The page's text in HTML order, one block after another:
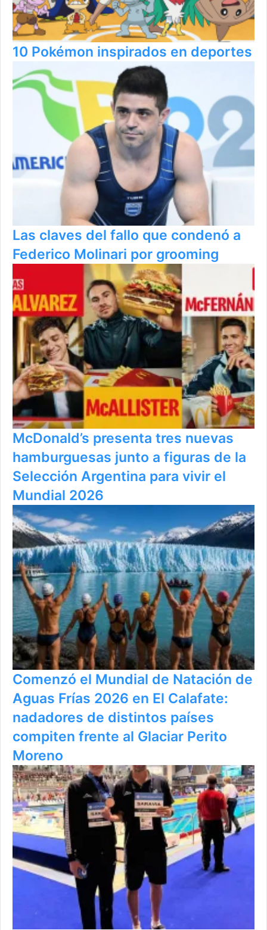
10 Pokémon inspirados en deportes
Las claves del fallo que condenó a
Federico Molinari por grooming
McDonald’s presenta tres nuevas
hamburguesas junto a figuras de la
Selección Argentina para vivir el
Mundial 2026
Comenzó el Mundial de Natación de
Aguas Frías 2026 en El Calafate:
nadadores de distintos países
compiten frente al Glaciar Perito
Moreno